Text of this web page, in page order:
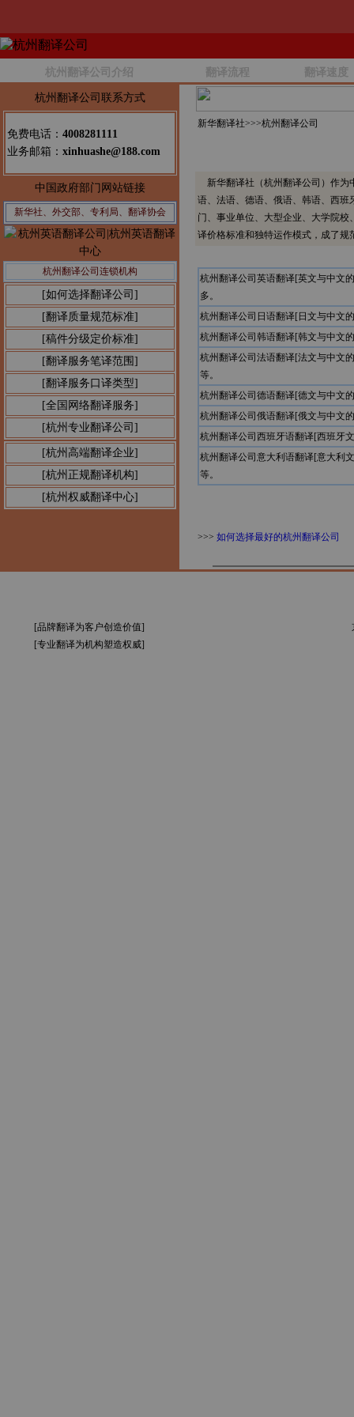
杭州翻译公司介绍 翻译流程 翻译速度
杭州翻译公司联系方式
免费电话： 4008281111
业务邮箱： xinhuashe@188.com
中国政府部门网站链接
新华社、外交部、专利局、翻译协会
杭州翻译公司连锁机构
[如何选择翻译公司]
[翻译质量规范标准]
[稿件分级定价标准]
[翻译服务笔译范围]
[翻译服务口译类型]
[全国网络翻译服务]
[杭州专业翻译公司]
[杭州高端翻译企业]
[杭州正规翻译机构]
[杭州权威翻译中心]
新华翻译社>>>杭州翻译公司
新华翻译社（杭州翻译公司）作为
语、法语、德语、俄语、韩语、西
门、事业单位、大型企业、大学院
译价格标准和独特运作模式，成了
杭州翻译公司英语翻译[英文与中文
多。
杭州翻译公司日语翻译[日文与中文
杭州翻译公司韩语翻译[韩文与中文
杭州翻译公司法语翻译[法文与中文
等。
杭州翻译公司德语翻译[德文与中文
杭州翻译公司俄语翻译[俄文与中文
杭州翻译公司西班牙语翻译[西班牙
杭州翻译公司意大利语翻译[意大利
等。
>>> 如何选择最好的杭州翻译公司
[品牌翻译为客户创造价值]
[专业翻译为机构塑造权威]